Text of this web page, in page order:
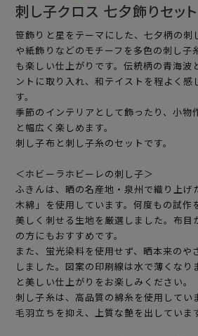
刺し子クロス 七夕飾りセット
笹飾りと星をテーマにした、七夕柄の刺
や紙飾りなどのモチーフを多色の刺し子
も楽しい仕上がりです。伝統柄の青海波
ントに取り入れ、和テイストを程よく感
す。
季節のインテリアとして飾ったり、小物
と幅広く楽しめます。
刺し子布と刺し子糸のセットです。
＜ホビーラホビーレの刺し子＞
ふきんは、晒の名産地・泉州で織り上げ
木綿」を使用しています。何度もの試作
美しく刺せる生地を厳選しました。布目
の方にもおすすめです。
また、蛍光染料を使用せず、晒本来のや
しました。図案の印刷線は水で薄くなり
と美しい仕上がりをお楽しみください。
刺し子糸は、高品質の綿糸を使用してい
毛羽立ちを抑え、上質な艶を出していま